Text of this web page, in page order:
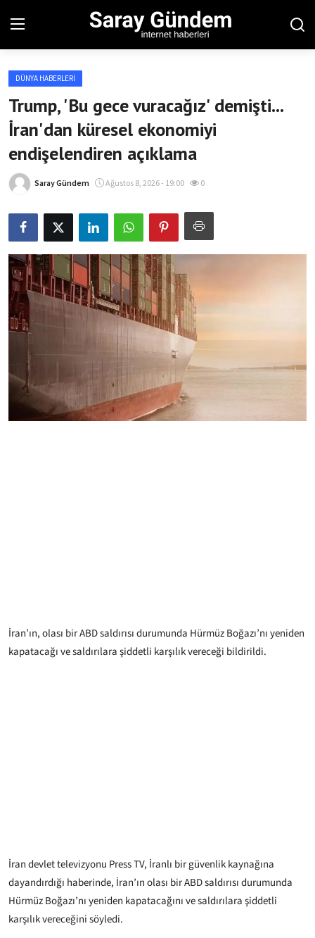
Ana Sayfa
Bölgesel
Son Dakika
Spor Haberleri
Teknoloji Haberleri
Magazin Haberleri
Dünya Haberleri
DÜNYA HABERLERI
Trump, 'Bu gece vuracağız' demişti...
İran'dan küresel ekonomiyi
endişelendiren açıklama
Saray Gündem Ağustos 8, 2026 - 19:00 0
İran’ın, olası bir ABD saldırısı durumunda Hürmüz Boğazı’nı yeniden
kapatacağı ve saldırılara şiddetli karşılık vereceği bildirildi.
İran devlet televizyonu Press TV, İranlı bir güvenlik kaynağına
dayandırdığı haberinde, İran’ın olası bir ABD saldırısı durumunda
Hürmüz Boğazı’nı yeniden kapatacağını ve saldırılara şiddetli
karşılık vereceğini söyledi.